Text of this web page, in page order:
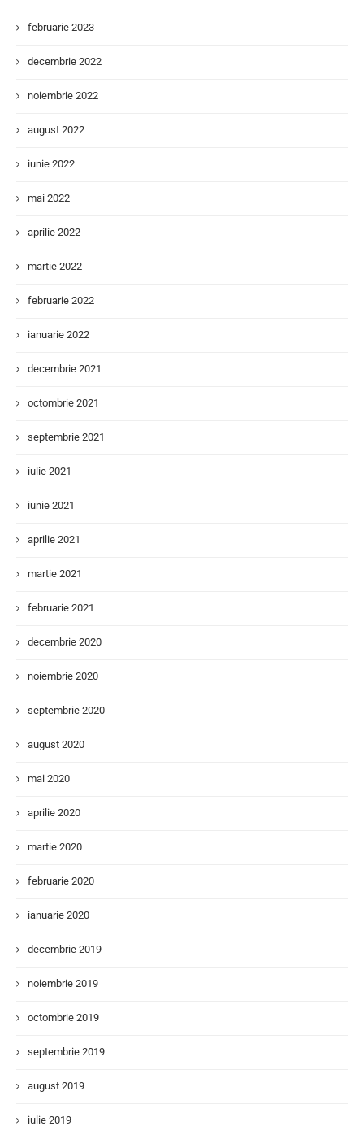
februarie 2023
decembrie 2022
noiembrie 2022
august 2022
iunie 2022
mai 2022
aprilie 2022
martie 2022
februarie 2022
ianuarie 2022
decembrie 2021
octombrie 2021
septembrie 2021
iulie 2021
iunie 2021
aprilie 2021
martie 2021
februarie 2021
decembrie 2020
noiembrie 2020
septembrie 2020
august 2020
mai 2020
aprilie 2020
martie 2020
februarie 2020
ianuarie 2020
decembrie 2019
noiembrie 2019
octombrie 2019
septembrie 2019
august 2019
iulie 2019